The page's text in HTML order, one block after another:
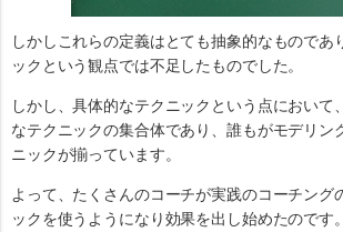
しかしこれらの定義はとても抽象的なものであ
ックという観点では不足したものでした。
しかし、具体的なテクニックという点において
なテクニックの集合体であり、誰もがモデリン
ニックが揃っています。
よって、たくさんのコーチが実践のコーチング
ックを使うようになり効果を出し始めたのです。